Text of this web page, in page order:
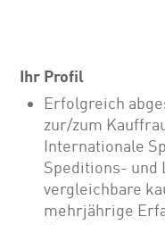
Ihr Profil
Erfolgreich
zur/zum
Internationale
Speditions-
vergleichbare
mehrjährige